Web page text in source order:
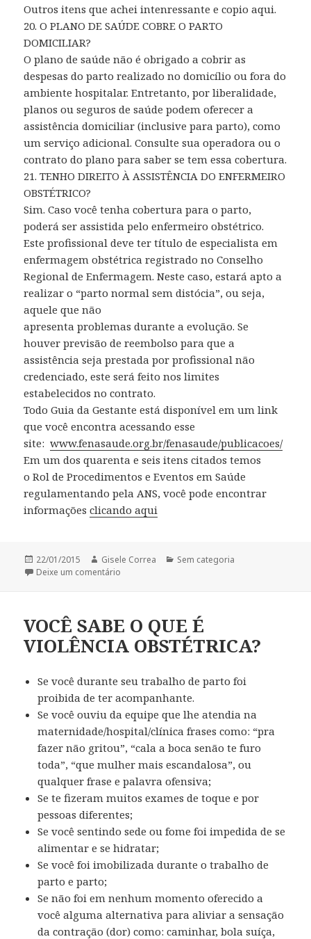
Outros itens que achei intenressante e copio aqui.
20. O PLANO DE SAÚDE COBRE O PARTO
DOMICILIAR?
O plano de saúde não é obrigado a cobrir as
despesas do parto realizado no domicílio ou fora do
ambiente hospitalar. Entretanto, por liberalidade,
planos ou seguros de saúde podem oferecer a
assistência domiciliar (inclusive para parto), como
um serviço adicional. Consulte sua operadora ou o
contrato do plano para saber se tem essa cobertura.
21. TENHO DIREITO À ASSISTÊNCIA DO ENFERMEIRO
OBSTÉTRICO?
Sim. Caso você tenha cobertura para o parto,
poderá ser assistida pelo enfermeiro obstétrico.
Este profissional deve ter título de especialista em
enfermagem obstétrica registrado no Conselho
Regional de Enfermagem. Neste caso, estará apto a
realizar o “parto normal sem distócia”, ou seja,
aquele que não
apresenta problemas durante a evolução. Se
houver previsão de reembolso para que a
assistência seja prestada por profissional não
credenciado, este será feito nos limites
estabelecidos no contrato.
Todo Guia da Gestante está disponível em um link
que você encontra acessando esse
site:www.fenasaude.org.br/fenasaude/publicacoes/
Em um dos quarenta e seis itens citados temos
o Rol de Procedimentos e Eventos em Saúde
regulamentando pela ANS, você pode encontrar
informaçõesclicando aqui
Publicado
em
22/01/2015 Autor
Gisele Correa Categorias
Sem categoria
Deixe um comentário
VOCÊ SABE O QUE É
VIOLÊNCIA OBSTÉTRICA?
Se você durante seu trabalho de parto foi
proibida de ter acompanhante.
Se você ouviu da equipe que lhe atendia na
maternidade/hospital/clínica frases como: “pra
fazer não gritou”, “cala a boca senão te furo
toda”, “que mulher mais escandalosa”, ou
qualquer frase e palavra ofensiva;
Se te fizeram muitos exames de toque e por
pessoas diferentes;
Se você sentindo sede ou fome foi impedida de se
alimentar e se hidratar;
Se você foi imobilizada durante o trabalho de
parto e parto;
Se não foi em nenhum momento oferecido a
você alguma alternativa para aliviar a sensação
da contração (dor) como: caminhar, bola suíça,